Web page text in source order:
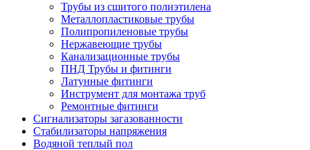
Трубы из сшитого полиэтилена
Металлопластиковые трубы
Полипропиленовые трубы
Нержавеющие трубы
Канализационные трубы
ПНД Трубы и фитинги
Латунные фитинги
Инструмент для монтажа труб
Ремонтные фитинги
Сигнализаторы загазованности
Стабилизаторы напряжения
Водяной теплый пол